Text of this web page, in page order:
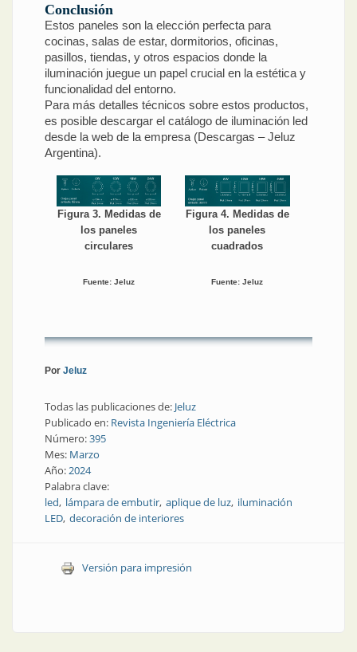
Conclusión
Estos paneles son la elección perfecta para
cocinas, salas de estar, dormitorios, oficinas,
pasillos, tiendas, y otros espacios donde la
iluminación juegue un papel crucial en la estética y
funcionalidad del entorno.
Para más detalles técnicos sobre estos productos,
es posible descargar el catálogo de iluminación led
desde la web de la empresa (Descargas – Jeluz
Argentina).
Figura 3. Medidas de
los paneles
circulares
Fuente: Jeluz
Figura 4. Medidas de
los paneles
cuadrados
Fuente: Jeluz
Por Jeluz
Todas las publicaciones de: Jeluz
Publicado en: Revista Ingeniería Eléctrica
Número:395
Mes: Marzo
Año:2024
Palabra clave:
led lámpara de embutir aplique de luz iluminación
LED decoración de interiores
Versión para impresión